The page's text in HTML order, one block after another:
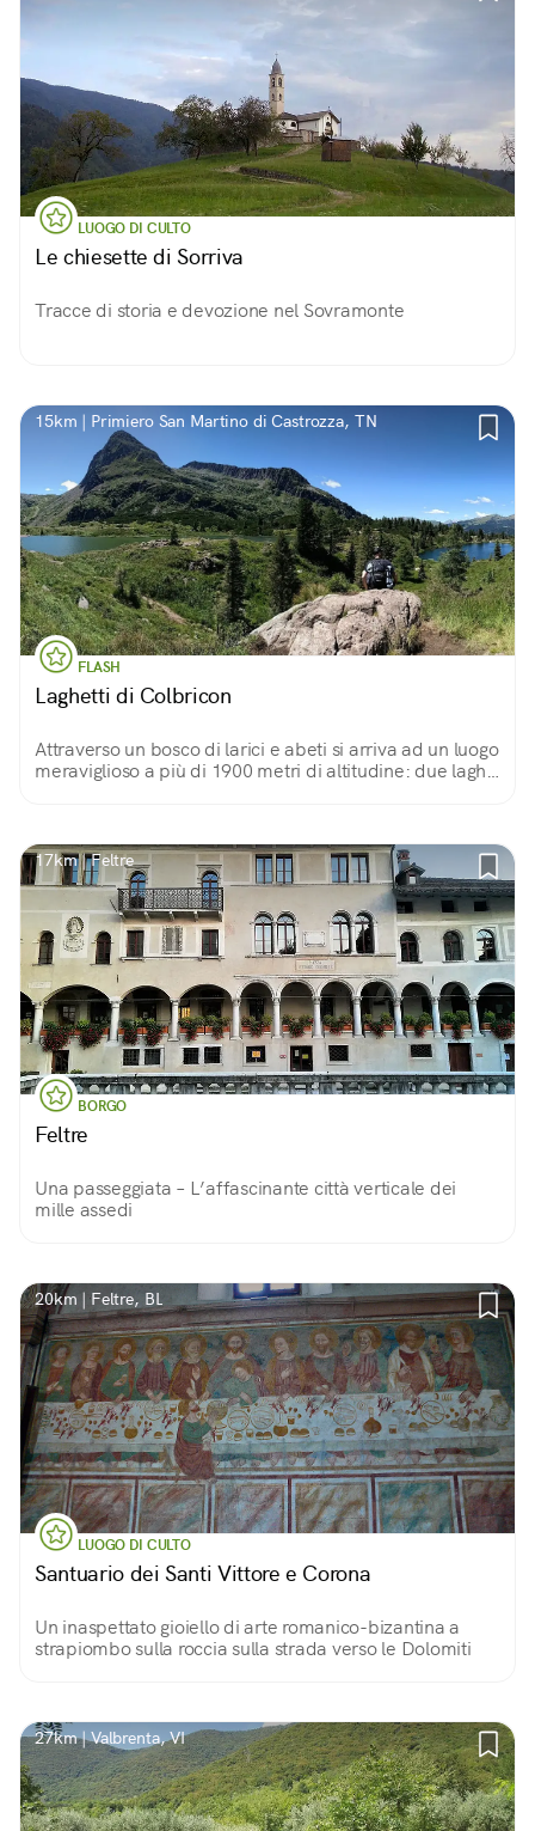
LUOGO DI CULTO
Le chiesette di Sorriva
Tracce di storia e devozione nel Sovramonte
15km | Primiero San Martino di Castrozza, TN
FLASH
Laghetti di Colbricon
Attraverso un bosco di larici e abeti si arriva ad un luogo
meraviglioso a più di 1900 metri di altitudine: due laghi
17km | Feltre
BORGO
Feltre
Una passeggiata – L’affascinante città verticale dei
mille assedi
20km | Feltre, BL
LUOGO DI CULTO
Santuario dei Santi Vittore e Corona
Un inaspettato gioiello di arte romanico-bizantina a
strapiombo sulla roccia sulla strada verso le Dolomiti
27km | Valbrenta, VI